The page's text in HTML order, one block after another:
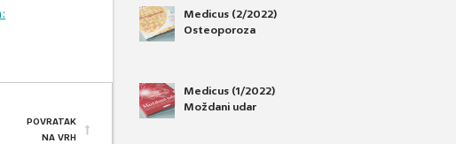
POVRATAK
NA VRH
Medicus (2/2022)
Osteoporoza
Medicus (1/2022)
Moždani udar